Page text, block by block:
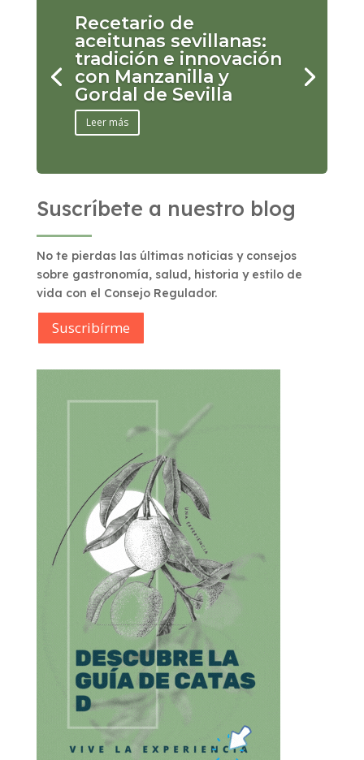
Recetario de
aceitunas sevillanas:
tradición e innovación
con Manzanilla y
Gordal de Sevilla
Leer más
Suscríbete a nuestro blog
No te pierdas las últimas noticias y consejos
sobre gastronomía, salud, historia y estilo de
vida con el Consejo Regulador.
Suscribírme